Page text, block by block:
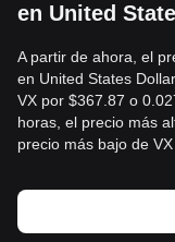
en United
A partir de ahora, el
en United States
VX por $367.87 o
horas, el precio más
precio más bajo de